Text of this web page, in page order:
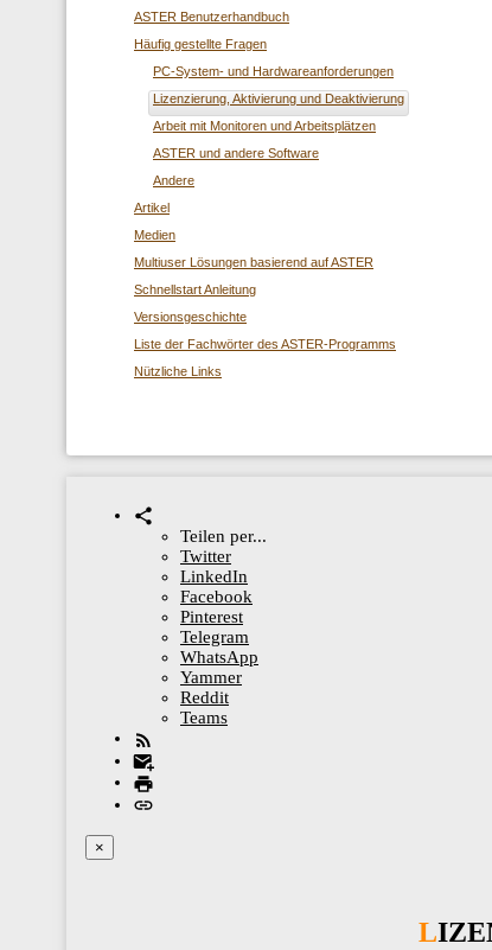
ASTER Benutzerhandbuch
Häufig gestellte Fragen
PC-System- und Hardwareanforderungen
Lizenzierung, Aktivierung und Deaktivierung
Arbeit mit Monitoren und Arbeitsplätzen
ASTER und andere Software
Andere
Artikel
Medien
Multiuser Lösungen basierend auf ASTER
Schnellstart Anleitung
Versionsgeschichte
Liste der Fachwörter des ASTER-Programms
Nützliche Links
Teilen per...
Twitter
LinkedIn
Facebook
Pinterest
Telegram
WhatsApp
Yammer
Reddit
Teams
×